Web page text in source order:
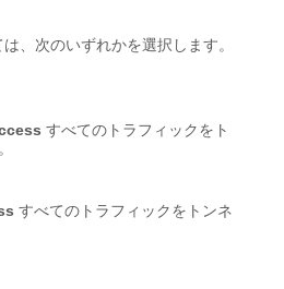
は、次のいずれかを選択します。
すべてのトラフィックをト
すべてのトラフィックをトンネ